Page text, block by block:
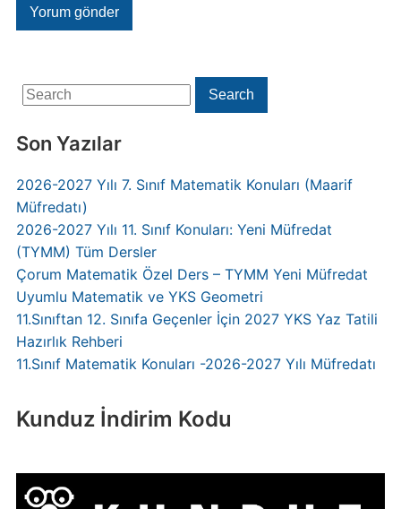
Search
for:
Search
Son Yazılar
2026-2027 Yılı 7. Sınıf Matematik Konuları (Maarif
Müfredatı)
2026-2027 Yılı 11. Sınıf Konuları: Yeni Müfredat
(TYMM) Tüm Dersler
Çorum Matematik Özel Ders – TYMM Yeni Müfredat
Uyumlu Matematik ve YKS Geometri
11.Sınıftan 12. Sınıfa Geçenler İçin 2027 YKS Yaz Tatili
Hazırlık Rehberi
11.Sınıf Matematik Konuları -2026-2027 Yılı Müfredatı
Kunduz İndirim Kodu